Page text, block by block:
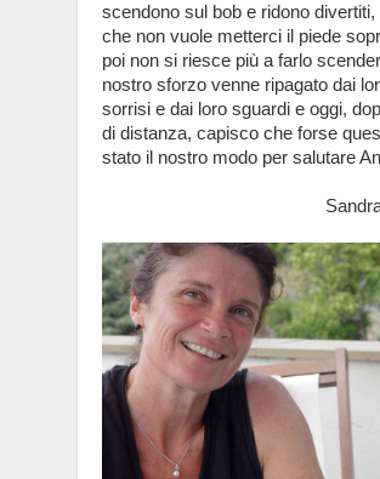
scendono sul bob e ridono divertiti,
che non vuole metterci il piede
poi non si riesce più a farlo
nostro sforzo venne ripagato dai
sorrisi e dai loro sguardi e oggi,
di distanza, capisco che forse
stato il nostro modo per salutare